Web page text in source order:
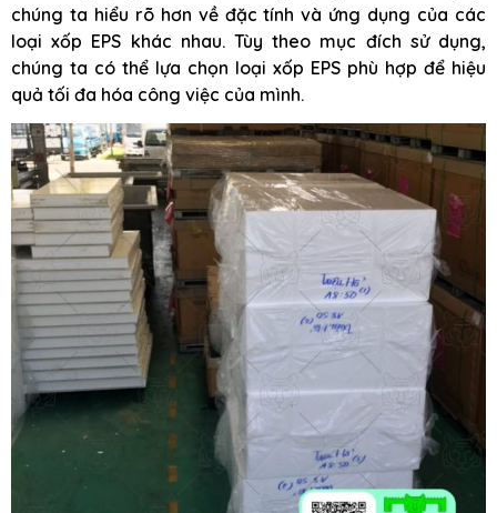
chúng ta hiểu rõ hơn về đặc tính và ứng dụng của các
loại xốp EPS khác nhau. Tùy theo mục đích sử dụng,
chúng ta có thể lựa chọn loại xốp EPS phù hợp để hiệu
quả tối đa hóa công việc của mình.